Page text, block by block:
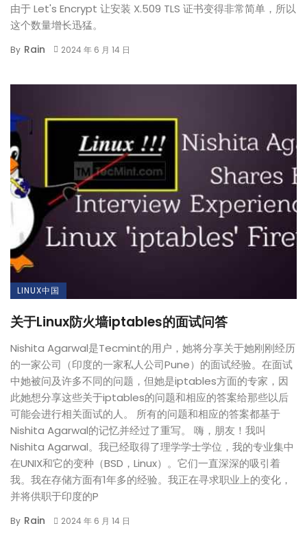
由于 Let's Encrypt 让安装 X.509 TLS 证书变得非常简单，所以
这个数量增长迅猛。
By Rain 2024 年 6 月 14 日
LINUX中国
关于Linux防火墙iptables的面试问答
Nishita Agarwal是Tecmint的用户，她将分享关于她刚刚经历
的一家公司（印度的一家私人公司Pune）的面试经验。在面试
中她被问及许多不同的问题，但她是iptables方面的专家，因
此她想分享这些关于iptables的问题和相应的答案给那些以后
可能会进行相关面试的人。 所有的问题和相应的答案都基于
Nishita Agarwal的记忆并经过了重写。 嗨，朋友！我叫
Nishita Agarwal。我已经取得了理学学士学位，我的专业集中
在UNIX和它的变种（BSD，Linux）。它们一直深深的吸引着
我。我在存储方面有1年多的经验。我正在寻求职业上的变化，
并将供职于印度的P
By Rain 2024 年 6 月 14 日